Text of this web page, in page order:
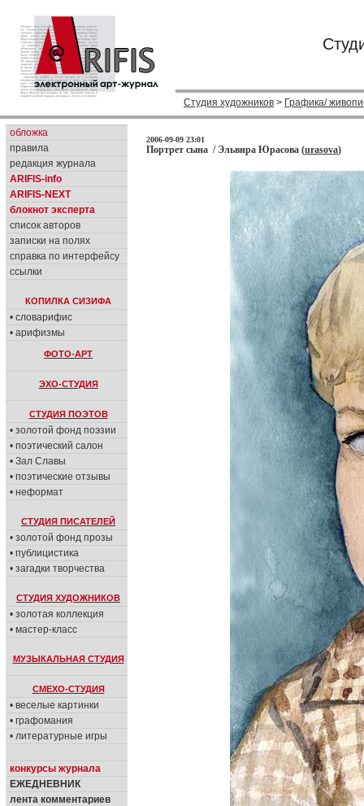
Студия художников > Графика/
обложка
правила
редакция журнала
ARIFIS-info
ARIFIS-NEXT
блокнот эксперта
список авторов
записки на полях
справка по интерфейсу
ссылки
КОПИЛКА СИЗИФА
• словарифис
• арифизмы
ФОТО-АРТ
ЭХО-СТУДИЯ
СТУДИЯ ПОЭТОВ
• золотой фонд поэзии
• поэтический салон
• Зал Славы
• поэтические отзывы
• неформат
СТУДИЯ ПИСАТЕЛЕЙ
• золотой фонд прозы
• публицистика
• загадки творчества
СТУДИЯ ХУДОЖНИКОВ
• золотая коллекция
• мастер-класс
МУЗЫКАЛЬНАЯ СТУДИЯ
СМЕХО-СТУДИЯ
• веселые картинки
• графомания
• литературные игры
конкурсы журнала
ЕЖЕДНЕВНИК
лента комментариев
2006-09-09 23:01
Портрет сына / Эльвира Юрасова (urasova)